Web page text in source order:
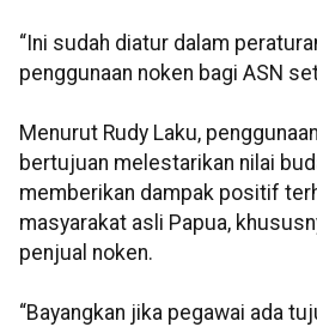
“Ini sudah diatur dalam
penggunaan noken bagi ASN
Menurut Rudy Laku,
bertujuan melestarikan nilai
memberikan dampak positif
masyarakat asli Papua,
penjual noken.
“Bayangkan jika pegawai ada